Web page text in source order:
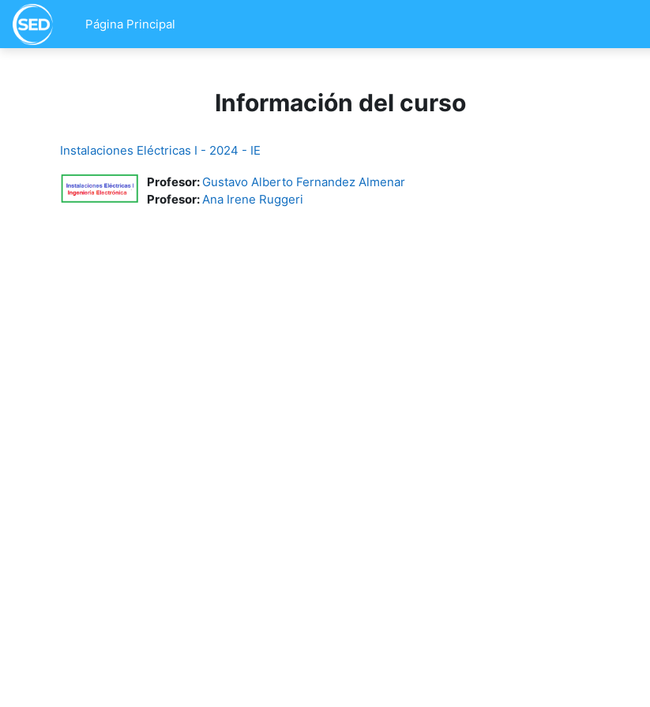
Salta al contenido principal
Página Principal
Información del curso
Instalaciones Eléctricas I - 2024 - IE
Profesor: Gustavo Alberto Fernandez Almenar
Profesor:Ana Irene Ruggeri